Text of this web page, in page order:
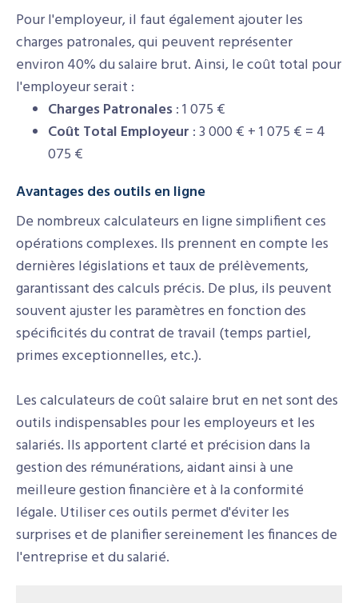
Pour l'employeur, il faut également ajouter les
charges patronales, qui peuvent représenter
environ 40% du salaire brut. Ainsi, le coût total pour
l'employeur serait :
Charges Patronales: 1 075 €
Coût Total Employeur : 3 000 € + 1 075 € = 4
075 €
Avantages des outils en ligne
De nombreux calculateurs en ligne simplifient ces
opérations complexes. Ils prennent en compte les
dernières législations et taux de prélèvements,
garantissant des calculs précis. De plus, ils peuvent
souvent ajuster les paramètres en fonction des
spécificités du contrat de travail (temps partiel,
primes exceptionnelles, etc.).
Les calculateurs de coût salaire brut en net sont des
outils indispensables pour les employeurs et les
salariés. Ils apportent clarté et précision dans la
gestion des rémunérations, aidant ainsi à une
meilleure gestion financière et à la conformité
légale. Utiliser ces outils permet d'éviter les
surprises et de planifier sereinement les finances de
l'entreprise et du salarié.